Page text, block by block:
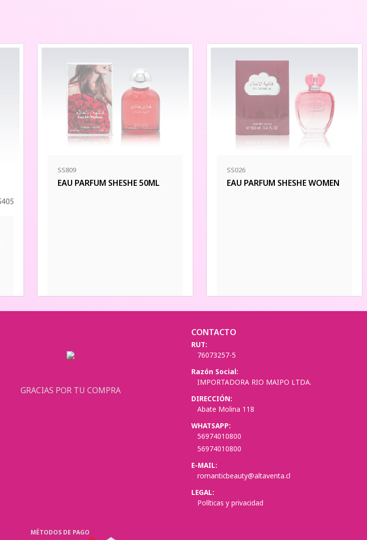
SS809
EAU PARFUM SHESHE 50ML
SS026
EAU PARFUM SHESHE WOMEN
GRACIAS POR TU COMPRA
CONTACTO
RUT:
76073257-5
Razón Social:
IMPORTADORA RIO MAIPO LTDA.
DIRECCIÓN:
Abate Molina 118
WHATSAPP:
56974010800
56974010800
E-MAIL:
romanticbeauty@altaventa.cl
LEGAL:
Políticas y privacidad
MÉTODOS DE PAGO